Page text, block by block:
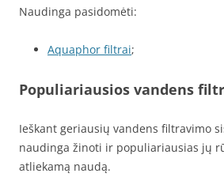
Naudinga pasidomėti:
Aquaphor filtrai;
Populiariausios vandens
Ieškant geriausių vandens filtravimo
naudinga žinoti ir populiariausias jų
atliekamą naudą.